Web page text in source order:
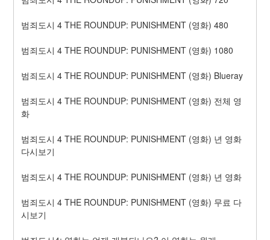
범죄도시 4 THE ROUNDUP: PUNISHMENT (영화) 480
범죄도시 4 THE ROUNDUP: PUNISHMENT (영화) 1080
범죄도시 4 THE ROUNDUP: PUNISHMENT (영화) Blueray
범죄도시 4 THE ROUNDUP: PUNISHMENT (영화) 전체 영
화
범죄도시 4 THE ROUNDUP: PUNISHMENT (영화) 년 영화
다시보기
범죄도시 4 THE ROUNDUP: PUNISHMENT (영화) 년 영화
범죄도시 4 THE ROUNDUP: PUNISHMENT (영화) 무료 다
시보기